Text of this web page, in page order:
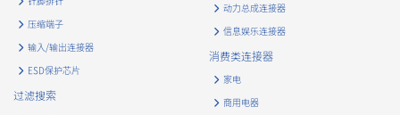
services held by the Company. Cookie information that is
associated with personal information will be handled in
accordance with the following and the Cookie Policy.
https://www.irisoele.com/cn/cookie/
压缩端子
输入/输出连接器
ESD保护芯片
过滤搜索
动力总成连接器
信息娱乐连接器
消费类连接器
家电
商用电器